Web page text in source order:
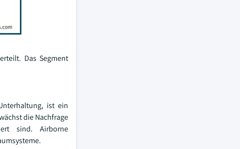
Das Segment
ist ein
die Nachfrage
sind. Airborne